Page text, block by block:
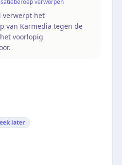
verwerpt het
van Karmedia tegen de
voorlopig
later